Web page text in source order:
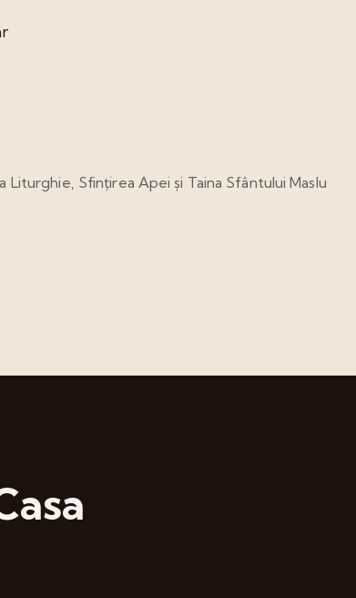
Liturghie, Sfințirea Apei și Taina Sfântului Maslu